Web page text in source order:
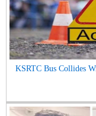
KSRTC Bus Collides